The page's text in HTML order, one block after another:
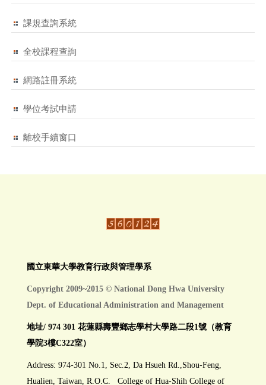
課規查詢系統
全校課程查詢
網路註冊系統
學位考試申請
離校手續窗口
國立東華大學教育行政與管理學系
Copyright 2009~2015 © National Dong Hwa University
Dept. of Educational Administration and Management
地址/ 974 301 花蓮縣壽豐鄉志學村大學路二段1號（教育
學院3樓C322室）
Address: 974-301 No.1, Sec.2, Da Hsueh Rd.,Shou-Feng,
Hualien, Taiwan, R.O.C. College of Hua-Shih College of